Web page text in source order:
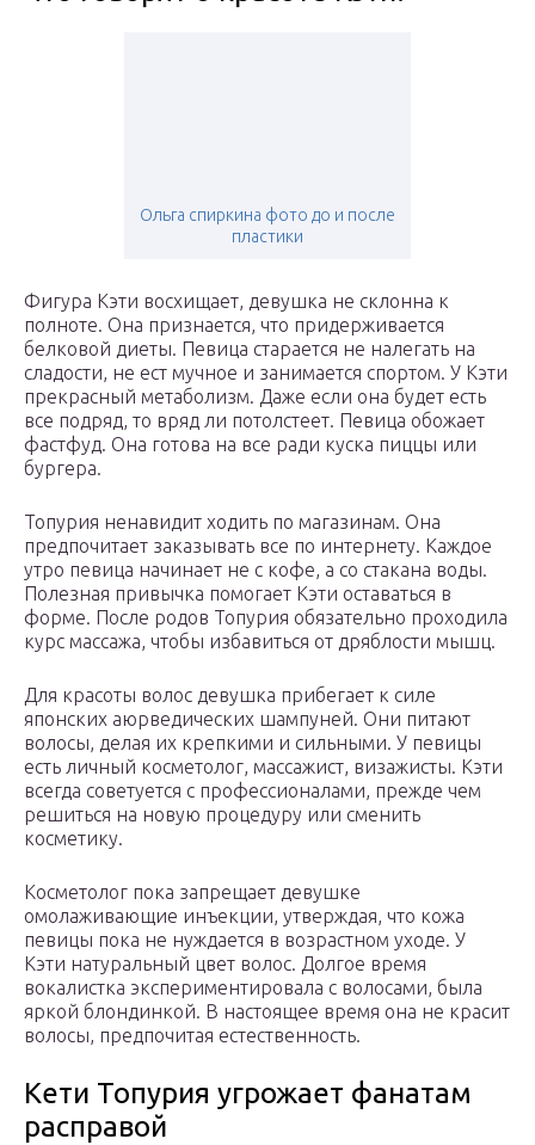
Ольга спиркина фото до и после
пластики
Фигура Кэти восхищает, девушка не склонна к
полноте. Она признается, что придерживается
белковой диеты. Певица старается не налегать на
сладости, не ест мучное и занимается спортом. У Кэти
прекрасный метаболизм. Даже если она будет есть
все подряд, то вряд ли потолстеет. Певица обожает
фастфуд. Она готова на все ради куска пиццы или
бургера.
Топурия ненавидит ходить по магазинам. Она
предпочитает заказывать все по интернету. Каждое
утро певица начинает не с кофе, а со стакана воды.
Полезная привычка помогает Кэти оставаться в
форме. После родов Топурия обязательно проходила
курс массажа, чтобы избавиться от дряблости мышц.
Для красоты волос девушка прибегает к силе
японских аюрведических шампуней. Они питают
волосы, делая их крепкими и сильными. У певицы
есть личный косметолог, массажист, визажисты. Кэти
всегда советуется с профессионалами, прежде чем
решиться на новую процедуру или сменить
косметику.
Косметолог пока запрещает девушке
омолаживающие инъекции, утверждая, что кожа
певицы пока не нуждается в возрастном уходе. У
Кэти натуральный цвет волос. Долгое время
вокалистка экспериментировала с волосами, была
яркой блондинкой. В настоящее время она не красит
волосы, предпочитая естественность.
Кети Топурия угрожает фанатам
расправой